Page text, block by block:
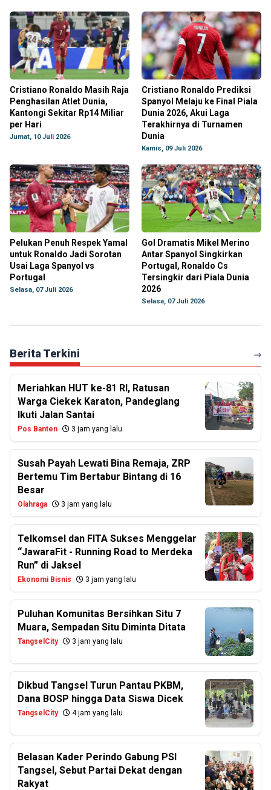
Cristiano Ronaldo Masih Raja
Penghasilan Atlet Dunia,
Kantongi Sekitar Rp14 Miliar
per Hari
Jumat, 10 Juli 2026
Cristiano Ronaldo Prediksi
Spanyol Melaju ke Final Piala
Dunia 2026, Akui Laga
Terakhirnya di Turnamen
Dunia
Kamis, 09 Juli 2026
Pelukan Penuh Respek Yamal
untuk Ronaldo Jadi Sorotan
Usai Laga Spanyol vs
Portugal
Selasa, 07 Juli 2026
Gol Dramatis Mikel Merino
Antar Spanyol Singkirkan
Portugal, Ronaldo Cs
Tersingkir dari Piala Dunia
2026
Selasa, 07 Juli 2026
Berita Terkini
Meriahkan HUT ke-81 RI, Ratusan
Warga Ciekek Karaton, Pandeglang
Ikuti Jalan Santai
Pos Banten 3 jam yang lalu
Susah Payah Lewati Bina Remaja, ZRP
Bertemu Tim Bertabur Bintang di 16
Besar
Olahraga 3 jam yang lalu
Telkomsel dan FITA Sukses Menggelar
“JawaraFit - Running Road to Merdeka
Run” di Jaksel
Ekonomi Bisnis 3 jam yang lalu
Puluhan Komunitas Bersihkan Situ 7
Muara, Sempadan Situ Diminta Ditata
TangselCity 3 jam yang lalu
Dikbud Tangsel Turun Pantau PKBM,
Dana BOSP hingga Data Siswa Dicek
TangselCity 4 jam yang lalu
Belasan Kader Perindo Gabung PSI
Tangsel, Sebut Partai Dekat dengan
Rakyat